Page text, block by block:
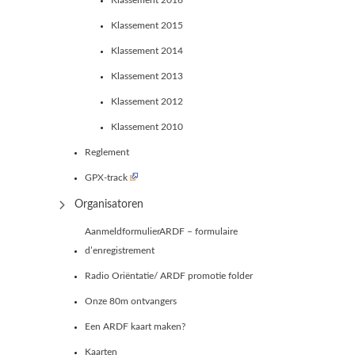
Klassement 2015
Klassement 2014
Klassement 2013
Klassement 2012
Klassement 2010
Reglement
GPX-track
Organisatoren
AanmeldformulierARDF – formulaire
d’enregistrement
Radio Oriëntatie/ ARDF promotie folder
Onze 80m ontvangers
Een ARDF kaart maken?
Kaarten